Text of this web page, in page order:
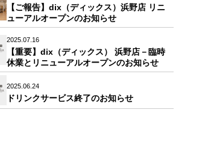
【ご報告】dix（ディックス）浜野店 リニ
ューアルオープンのお知らせ
2025.07.16
【重要】dix（ディックス） 浜野店－臨時
休業とリニューアルオープンのお知らせ
2025.06.24
ドリンクサービス終了のお知らせ